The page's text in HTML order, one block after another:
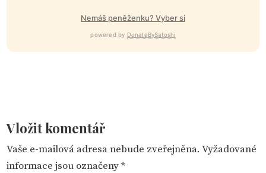
Nemáš peněženku? Vyber si
powered by DonateBySatoshi
Vložit komentář
Vaše e-mailová adresa nebude zveřejněna. Vyžadované
informace jsou označeny*